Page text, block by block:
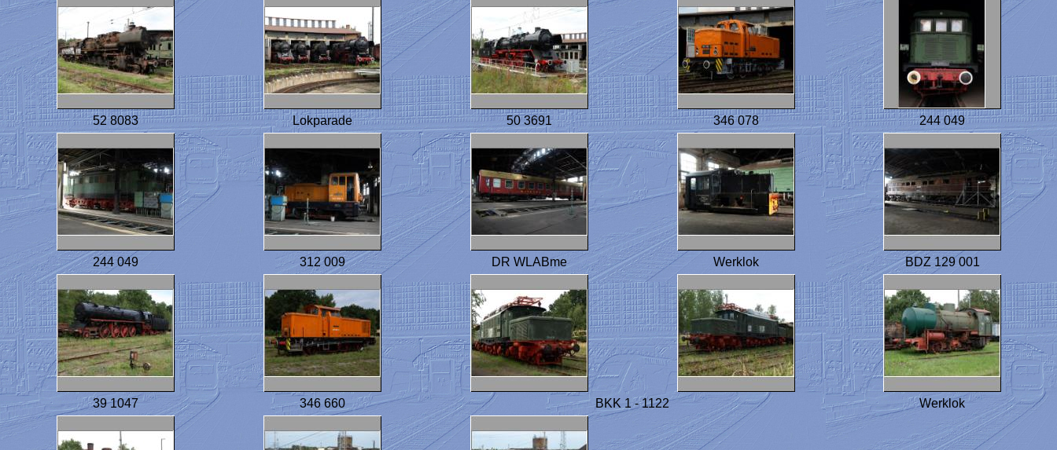
52 8083 Lokparade 50 3691 346 078 244 049
244 049 312 009 DR WLABme Werklok BDZ 129 001
39 1047 346 660 BKK 1 - 1122 Werklok